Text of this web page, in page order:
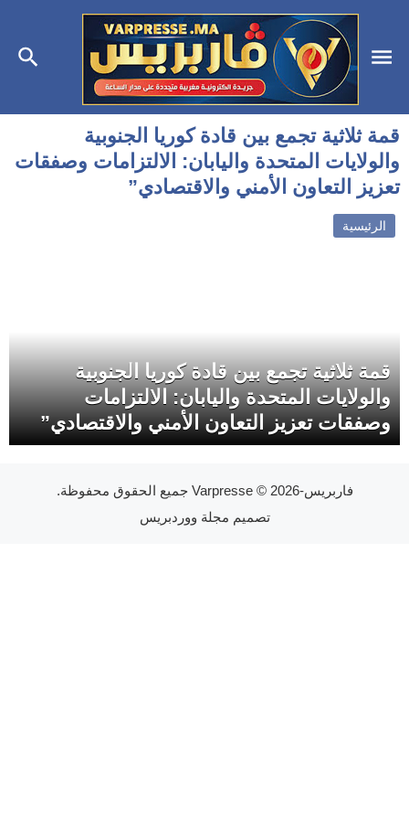
قمة ثلاثية تجمع بين قادة كوريا الجنوبية
والولايات المتحدة واليابان: الالتزامات وصفقات
تعزيز التعاون الأمني والاقتصادي”
الرئيسية
قمة ثلاثية تجمع بين قادة كوريا الجنوبية
والولايات المتحدة واليابان: الالتزامات
وصفقات تعزيز التعاون الأمني والاقتصادي”
فاربريس-Varpresse© 2026 جميع الحقوق محفوظة.
تصميم مجلة ووردبريس